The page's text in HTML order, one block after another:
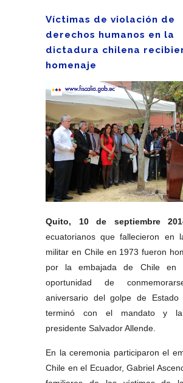
Víctimas de violación de
derechos humanos en la
dictadura chilena
homenaje
Quito, 10 de septiembre
ecuatorianos que fallecieron en
militar en Chile en 1973 fueron
por la embajada de Chile en
oportunidad de
aniversario del golpe de Estado
terminó con el mandato y
presidente Salvador Allende.
En la ceremonia participaron el
Chile en el Ecuador, Gabriel